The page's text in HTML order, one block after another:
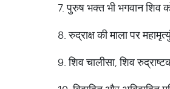
7. पुरुष भक्त भी भगवान शिव
8. रुद्राक्ष की माला पर
9. शिव चालीसा, शिव